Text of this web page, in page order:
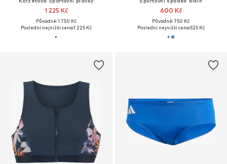
1 225 Kč
Původně: 1 750 Kč
Poslední nejnižší cena:1 225 Kč
600 Kč
Původně: 750 Kč
Poslední nejnižší cena:525 Kč